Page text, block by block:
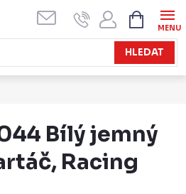
HLEDAT
KOŠÍK
Bílý jemný
Racing